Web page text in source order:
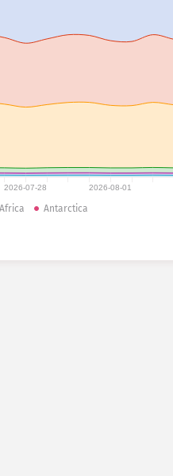
2026-07-28 2026-08-01
Africa Antarctica